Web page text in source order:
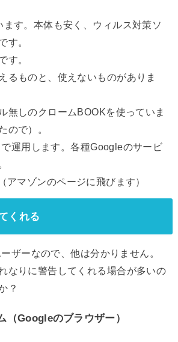
す。本体も安く、ウィルス対策ソ
す。
す。
るものと、使えないものがありま
無しのクロームBOOKを使っていま
ので）。
運用します。各種Googleのサービ
（アマゾンのページに飛びます）
くれる
ザーなので、他は分かりません。
なりに警告してくれる場合が多いの
？
（Googleのブラウザー）